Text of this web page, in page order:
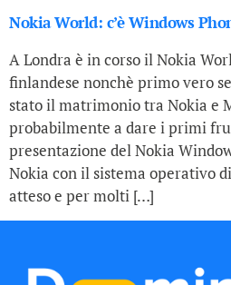
Nokia World: c’è Windows
A Londra è in corso il Nokia
finlandese nonchè primo vero
stato il matrimonio tra Nokia e
probabilmente a dare i primi
presentazione del Nokia
Nokia con il sistema operativo
atteso e per molti […]